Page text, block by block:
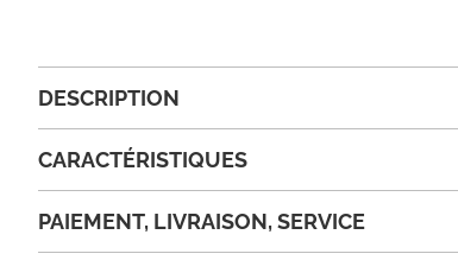
DESCRIPTION
CARACTÉRISTIQUES
PAIEMENT, LIVRAISON, SERVICE